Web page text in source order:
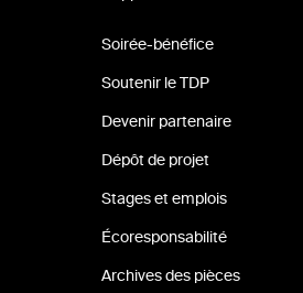
Soirée-bénéfice
Soutenir le TDP
Devenir partenaire
Dépôt de projet
Stages et emplois
Écoresponsabilité
Archives des pièces